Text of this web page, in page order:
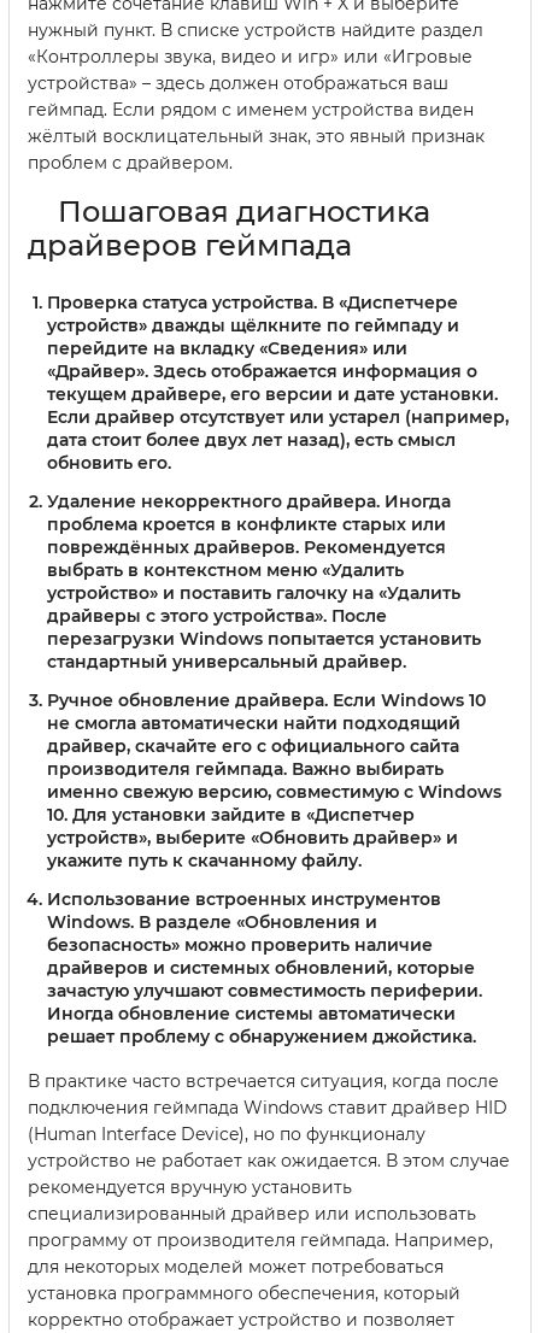
нужный пункт. В списке устройств найдите раздел
«Контроллеры звука, видео и игр» или «Игровые
устройства» – здесь должен отображаться ваш
геймпад. Если рядом с именем устройства виден
жёлтый восклицательный знак, это явный признак
проблем с драйвером.
Пошаговая диагностика
драйверов геймпада
Проверка статуса устройства. В «Диспетчере
устройств» дважды щёлкните по геймпаду и
перейдите на вкладку «Сведения» или
«Драйвер». Здесь отображается информация о
текущем драйвере, его версии и дате установки.
Если драйвер отсутствует или устарел (например,
дата стоит более двух лет назад), есть смысл
обновить его.
Удаление некорректного драйвера. Иногда
проблема кроется в конфликте старых или
повреждённых драйверов. Рекомендуется
выбрать в контекстном меню «Удалить
устройство» и поставить галочку на «Удалить
драйверы с этого устройства». После
перезагрузки Windows попытается установить
стандартный универсальный драйвер.
Ручное обновление драйвера. Если Windows 10
не смогла автоматически найти подходящий
драйвер, скачайте его с официального сайта
производителя геймпада. Важно выбирать
именно свежую версию, совместимую с Windows
10. Для установки зайдите в «Диспетчер
устройств», выберите «Обновить драйвер» и
укажите путь к скачанному файлу.
Использование встроенных инструментов
Windows. В разделе «Обновления и
безопасность» можно проверить наличие
драйверов и системных обновлений, которые
зачастую улучшают совместимость периферии.
Иногда обновление системы автоматически
решает проблему с обнаружением джойстика.
В практике часто встречается ситуация, когда после
подключения геймпада Windows ставит драйвер HID
(Human Interface Device), но по функционалу
устройство не работает как ожидается. В этом случае
рекомендуется вручную установить
специализированный драйвер или использовать
программу от производителя геймпада. Например,
для некоторых моделей может потребоваться
установка программного обеспечения, который
корректно отображает устройство и позволяет